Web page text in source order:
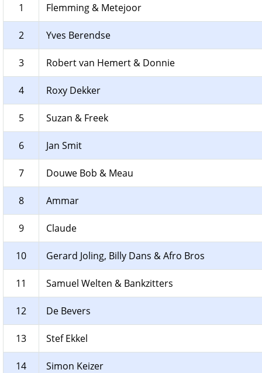
1 Flemming & Metejoor
2 Yves Berendse
3 Robert van Hemert & Donnie
4 Roxy Dekker
5 Suzan & Freek
6 Jan Smit
7 Douwe Bob & Meau
8 Ammar
9 Claude
10 Gerard Joling, Billy Dans & Afro Bros
11 Samuel Welten & Bankzitters
12 De Bevers
13 Stef Ekkel
14 Simon Keizer